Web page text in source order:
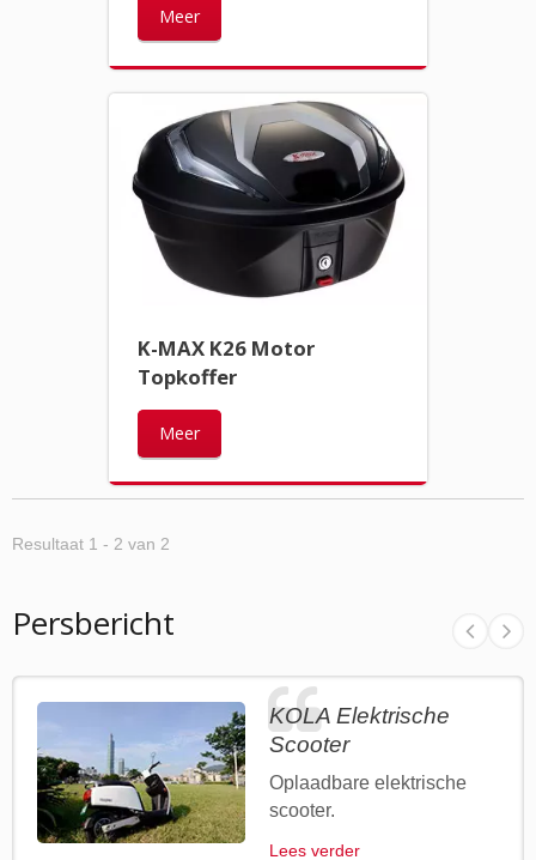
Meer
K-MAX K26 Motor
Topkoffer
Meer
Resultaat 1 - 2 van 2
Persbericht
KOLA Elektrische
Scooter
Oplaadbare elektrische
scooter.
Lees verder